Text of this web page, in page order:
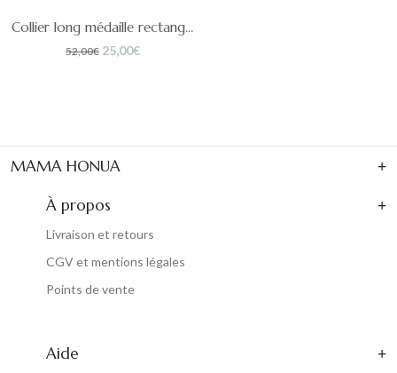
Collier long médaille rectangle martelée Coco
52,00€ Le
25,00€Le
MAMA HONUA
Aide
À propos
Livraison et retours
CGV et mentions légales
Points de vente